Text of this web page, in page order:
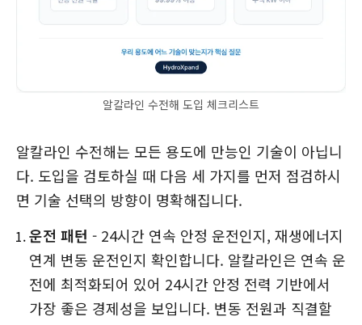
알칼라인 수전해 도입 체크리스트
알칼라인 수전해는 모든 용도에 만능인 기술이 아닙니
다. 도입을 검토하실 때 다음 세 가지를 먼저 점검하시
면 기술 선택의 방향이 명확해집니다.
운전 패턴 - 24시간 연속 안정 운전인지, 재생에너지
연계 변동 운전인지 확인합니다. 알칼라인은 연속 운
전에 최적화되어 있어 24시간 안정 전력 기반에서
가장 좋은 경제성을 보입니다. 변동 전원과 직결할